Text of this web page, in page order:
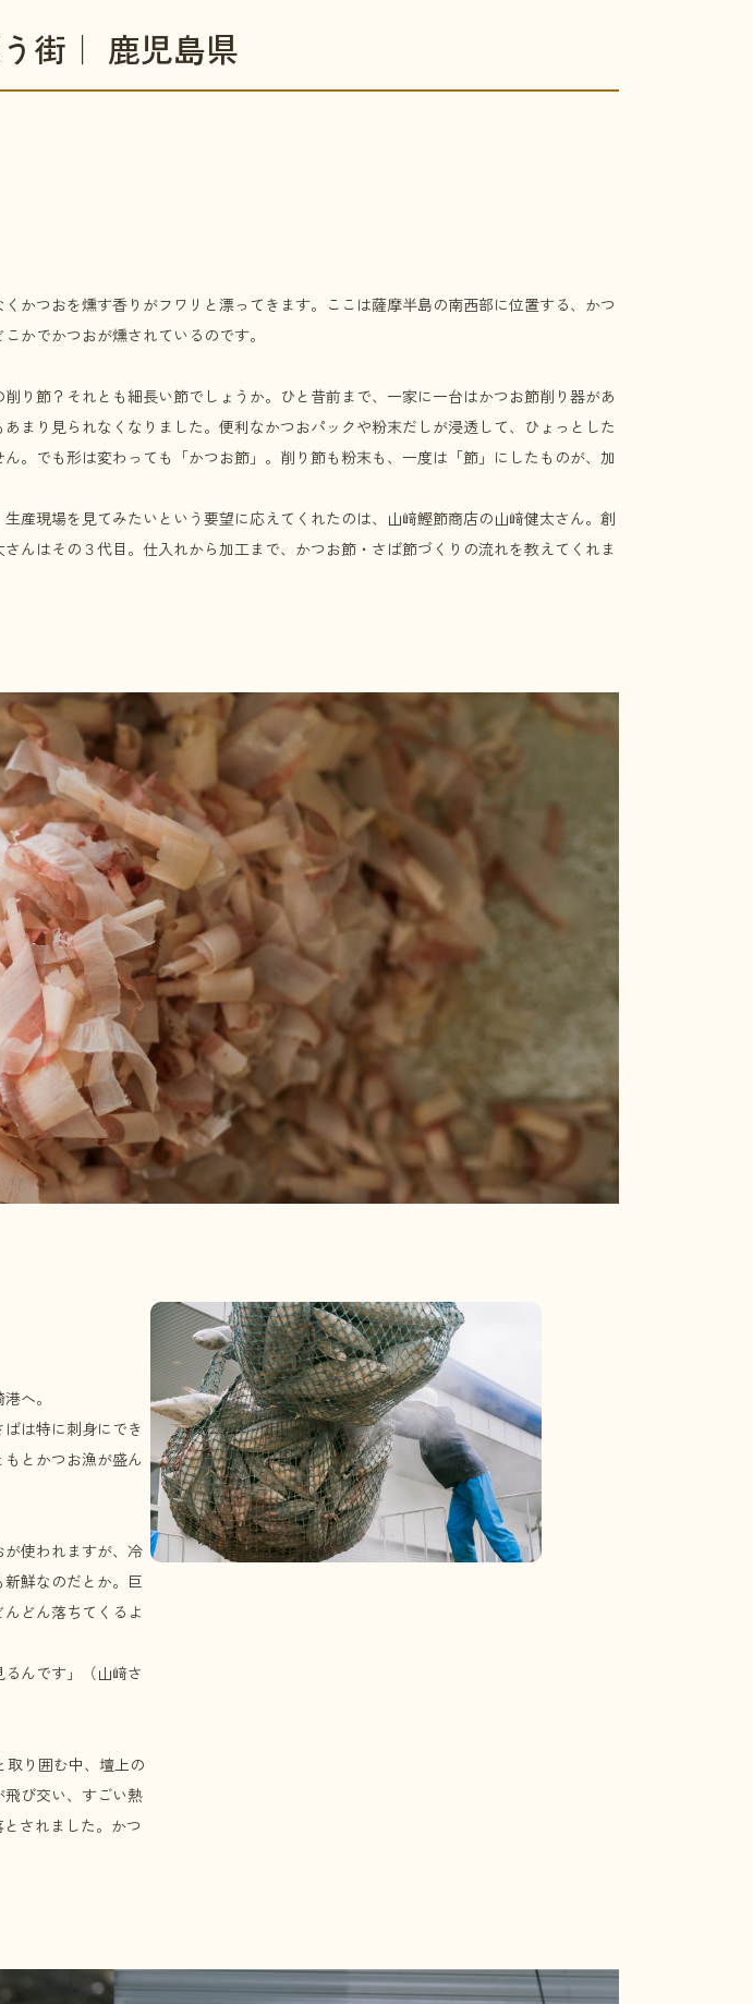
街｜ 鹿児島県
かつおを燻す香りがフワリと漂ってきます。ここは薩摩半島の南西部に位置する、かつ
かでかつおが燻されているのです。
り節？それとも細長い節でしょうか。ひと昔前まで、一家に一台はかつお節削り器があ
まり見られなくなりました。便利なかつおパックや粉末だしが浸透して、ひょっとした
。でも形は変わっても「かつお節」。削り節も粉末も、一度は「節」にしたものが、加
産現場を見てみたいという要望に応えてくれたのは、山﨑鰹節商店の山﨑健太さん。創
んはその３代目。仕入れから加工まで、かつお節・さば節づくりの流れを教えてくれま
へ。
は特に刺身にでき
とかつお漁が盛ん
使われますが、冷
鮮なのだとか。巨
どん落ちてくるよ
んです」（山﨑さ
取り囲む中、壇上の
び交い、すごい熱
されました。かつ